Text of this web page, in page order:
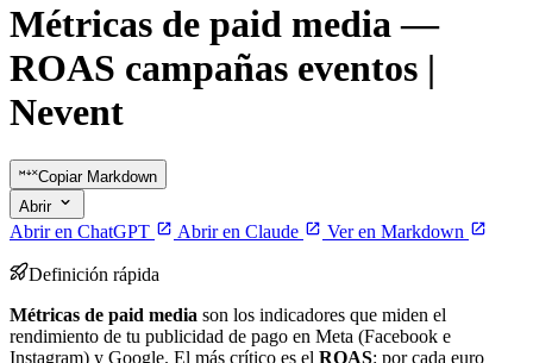
Métricas de paid media —
ROAS campañas eventos |
Nevent
Copiar Markdown
Abrir
Abrir en ChatGPT Abrir en Claude Ver en Markdown
Definición rápida
Métricas de paid media son los indicadores que miden el
rendimiento de tu publicidad de pago en Meta (Facebook e
Instagram) y Google. El más crítico es el ROAS: por cada euro